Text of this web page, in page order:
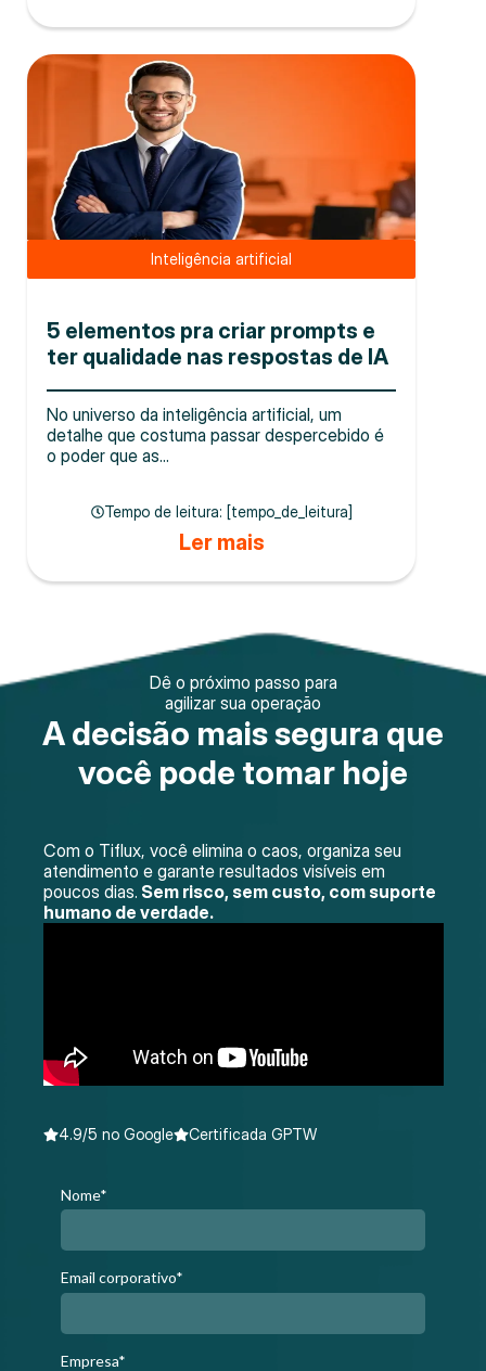
Inteligência artificial
5 elementos pra criar prompts e
ter qualidade nas respostas de IA
No universo da inteligência artificial, um
detalhe que costuma passar despercebido é
o poder que as...
Tempo de leitura: [tempo_de_leitura]
Ler mais
Dê o próximo passo para
agilizar sua operação
A decisão mais segura que
você pode tomar hoje
Com o Tiflux, você elimina o caos, organiza seu
atendimento e garante resultados visíveis em
poucos dias. Sem risco, sem custo, com suporte
humano de verdade.
4.9/5 no Google Certificada GPTW
Nome*
Email corporativo*
Empresa*